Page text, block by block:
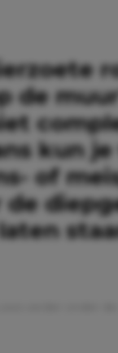
de
kun
of
de